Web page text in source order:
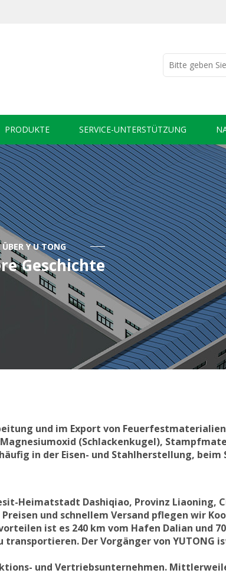
PRODUKTE SERVICE-UNTERSTÜTZUNG
ÜBER Y U TONG
Geschichte
und im Export von
(Schlackenkugel),
in der Eisen- und Stahlherstellung,
Heimatstadt Dashiqiao, Provinz Liaoning,
und schnellem Versand pflegen wir
ist es 240 km vom Hafen Dalian und
Der Vorgänger von YUTONG
und Vertriebsunternehmen.